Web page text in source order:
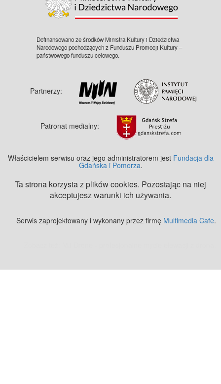
Dofinansowano ze środków Ministra Kultury i Dziedzictwa
Narodowego pochodzących z Funduszu Promocji Kultury –
państwowego funduszu celowego.
Partnerzy:
Patronat medialny:
Właścicielem serwisu oraz jego administratorem jest Fundacja dla
Gdańska i Pomorza.
Ta strona korzysta z plików cookies. Pozostając na niej
akceptujesz warunki ich używania.
Serwis zaprojektowany i wykonany przez firmę Multimedia Cafe.